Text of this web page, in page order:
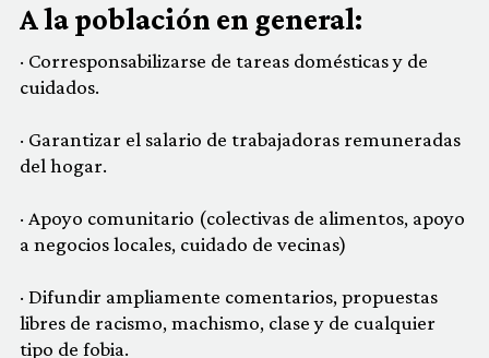
A la población en general:
· Corresponsabilizarse de tareas domésticas y de
cuidados.
· Garantizar el salario de trabajadoras remuneradas
del hogar.
· Apoyo comunitario (colectivas de alimentos, apoyo
a negocios locales, cuidado de vecinas)
· Difundir ampliamente comentarios, propuestas
libres de racismo, machismo, clase y de cualquier
tipo de fobia.